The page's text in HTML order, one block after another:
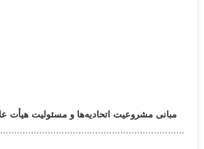
مبانی مشروعیت اتحادیه‌ها و مسئولیت هیأت